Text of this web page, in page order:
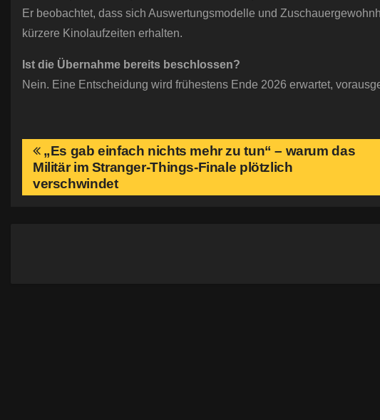
Er beobachtet, dass sich Auswertungsmodelle und
kürzere Kinolaufzeiten erhalten.
Ist die Übernahme bereits beschlossen?
Nein. Eine Entscheidung wird frühestens Ende 2026 erwartet,
B
e
„Es gab einfach nichts mehr zu tun“ – warum das
Militär im Stranger-Things-Finale plötzlich
verschwindet